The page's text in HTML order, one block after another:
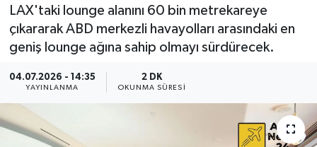
LAX'taki lounge alanını 60 bin metrekareye
çıkararak ABD merkezli havayolları arasındaki en
geniş lounge ağına sahip olmayı sürdürecek.
04.07.2026 - 14:35
YAYINLANMA
2 DK
OKUNMA SÜRESI